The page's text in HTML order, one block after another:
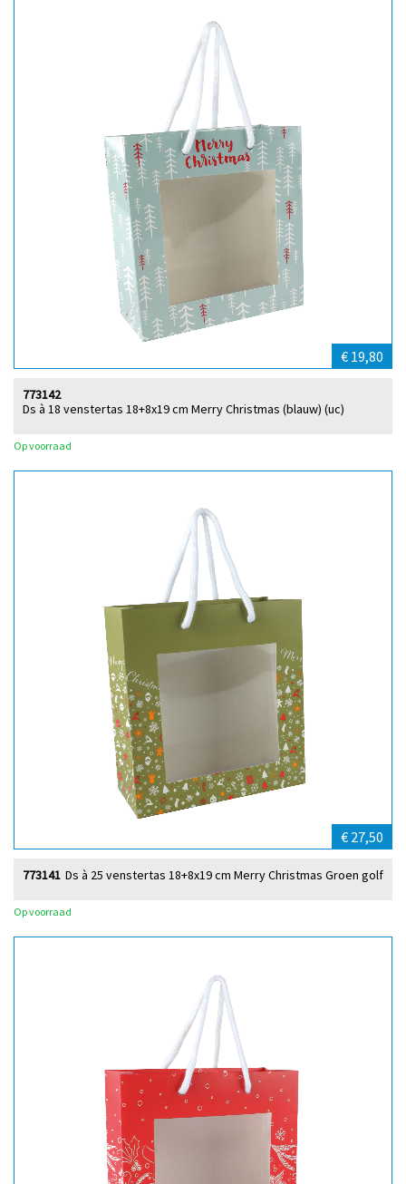
€ 19,80
Ds à 18 venstertas 18+8x19 cm Merry Christmas (blauw) (uc)
773142
Op voorraad
€ 27,50
Ds à 25 venstertas 18+8x19 cm Merry Christmas Groen golf
773141
Op voorraad